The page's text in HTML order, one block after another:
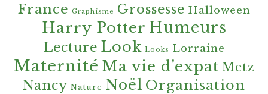
France Graphisme Grossesse Halloween
Harry Potter Humeurs
Lecture Look Looks Lorraine
Maternité Ma vie d'expat Metz
Nancy Nature Noël Organisation